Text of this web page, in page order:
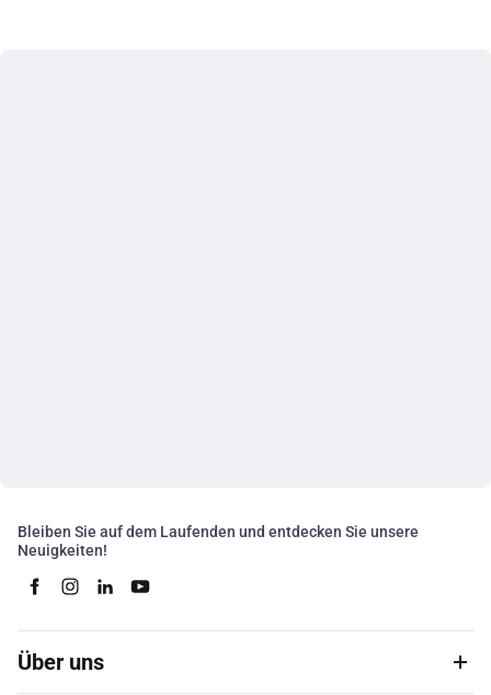
Bleiben Sie auf dem Laufenden und entdecken Sie unsere
Neuigkeiten!
Über uns